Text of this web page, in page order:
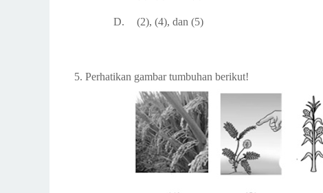
D. (2), (4), dan (5)
5. Perhatikan gambar tumbuhan berikut!